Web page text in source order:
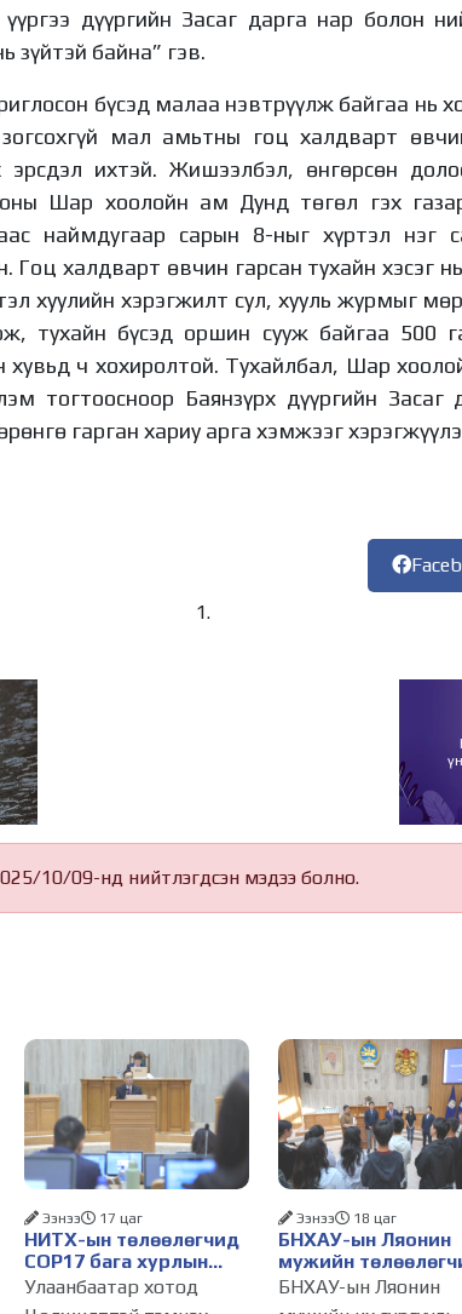
үүргээ дүүргийн Засаг дарга нар болон
зүйтэй байна” гэв.
бүсэд малаа нэвтрүүлж байгаа нь
мал амьтны гоц халдварт
ихтэй. Жишээлбэл, өнгөрсөн
Шар хоолойн ам Дунд төгөл гэх
наймдугаар сарын 8-ныг хүртэл нэг
Гоц халдварт өвчин гарсан тухайн хэсэг
хуулийн хэрэгжилт сул, хууль журмыг
тухайн бүсэд оршин сууж байгаа 500
хувьд ч хохиролтой. Тухайлбал, Шар
тогтоосноор Баянзүрх дүүргийн Засаг
гарган хариу арга хэмжээг
10/09-нд нийтлэгдсэн мэдээ болно.
НИТХ-ын төлөөлөгчид
COP17 бага хурлын
бэлтгэл ажлын талаар
мэдээлэл сонслоо
Ээнээ 17 цаг
Улаанбаатар хотод
БНХАУ-ын Ляонин
мужийн
НИТХ-ын үйл
ажиллагаатай
Ээнээ 18 цаг
БНХАУ-ын Ляонин